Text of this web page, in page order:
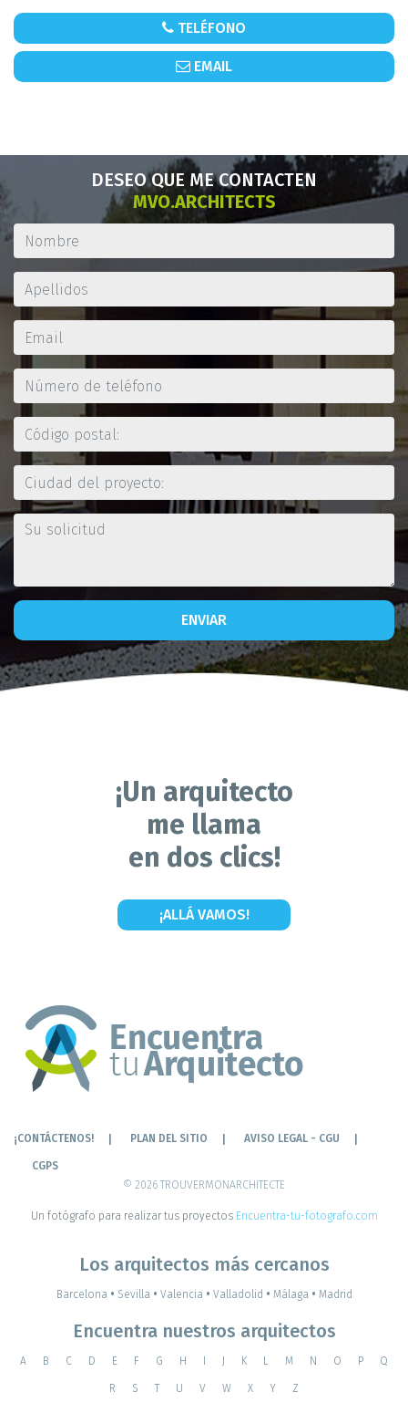
TELÉFONO
EMAIL
DESEO QUE ME CONTACTEN
MVO.ARCHITECTS
ENVIAR
¡Un arquitecto
me llama
en dos clics!
¡ALLÁ VAMOS!
¡CONTÁCTENOS! PLAN DEL SITIO AVISO LEGAL - CGU
CGPS
© 2026 TROUVERMONARCHITECTE
Un fotógrafo para realizar tus proyectos Encuentra-tu-fotografo.com
Los arquitectos más cercanos
Barcelona • Sevilla • Valencia • Valladolid • Málaga • Madrid
Encuentra nuestros arquitectos
A B C D E F G H K L M N O P Q
R S T U V W X Y Z